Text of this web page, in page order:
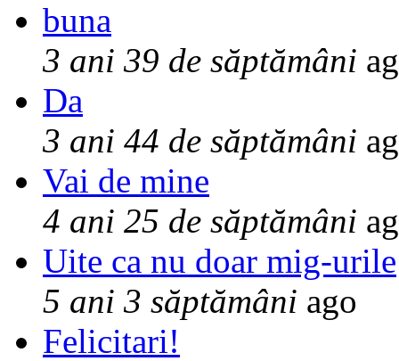
buna
3 ani 39 de săptămâni
Da
3 ani 44 de săptămâni
Vai de mine
4 ani 25 de săptămâni
Uite ca nu doar mig-urile
5 ani 3 săptămâni ago
Felicitari!